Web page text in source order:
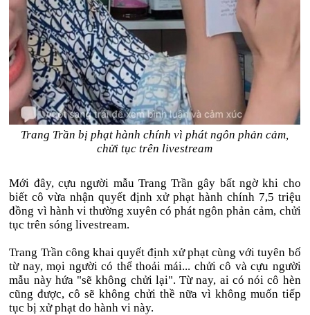
Trang Trần bị phạt hành chính vì phát ngôn phản cảm,
chửi tục trên livestream
Mới đây, cựu người mẫu Trang Trần gây bất ngờ khi cho
biết cô vừa nhận quyết định xử phạt hành chính 7,5 triệu
đồng vì hành vi thường xuyên có phát ngôn phản cảm, chửi
tục trên sóng livestream.
Trang Trần công khai quyết định xử phạt cùng với tuyên bố
từ nay, mọi người có thể thoải mái... chửi cô và cựu người
mẫu này hứa "sẽ không chửi lại". Từ nay, ai có nói cô hèn
cũng được, cô sẽ không chửi thề nữa vì không muốn tiếp
tục bị xử phạt do hành vi này.